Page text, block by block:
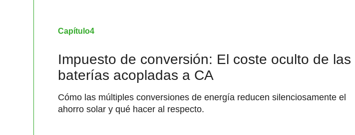
Capítulo4
Impuesto de conversión: El coste oculto de las
baterías acopladas a CA
Cómo las múltiples conversiones de energía reducen silenciosamente el
ahorro solar y qué hacer al respecto.